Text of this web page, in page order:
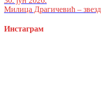
Милица Драгичевић –
Инстаграм